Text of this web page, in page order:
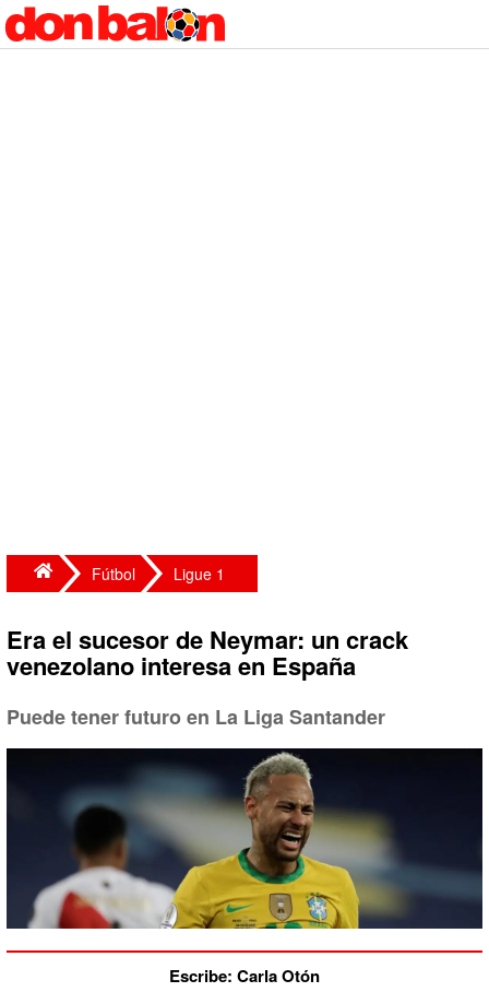
Fútbol Ligue 1
Era el sucesor de Neymar: un crack
venezolano interesa en España
Puede tener futuro en La Liga Santander
Escribe: Carla Otón